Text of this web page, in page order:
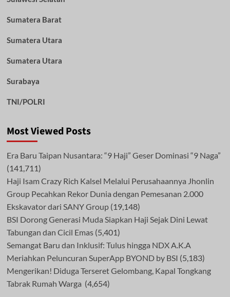
Sumatera Barat
Sumatera Utara
Sumatera Utara
Surabaya
TNI/POLRI
Most Viewed Posts
Era Baru Taipan Nusantara: “9 Haji” Geser Dominasi “9 Naga”
(141,711)
Haji Isam Crazy Rich Kalsel Melalui Perusahaannya Jhonlin
Group Pecahkan Rekor Dunia dengan Pemesanan 2.000
Ekskavator dari SANY Group (19,148)
BSI Dorong Generasi Muda Siapkan Haji Sejak Dini Lewat
Tabungan dan Cicil Emas (5,401)
Semangat Baru dan Inklusif: Tulus hingga NDX A.K.A
Meriahkan Peluncuran SuperApp BYOND by BSI (5,183)
Mengerikan! Diduga Terseret Gelombang, Kapal Tongkang
Tabrak Rumah Warga (4,654)